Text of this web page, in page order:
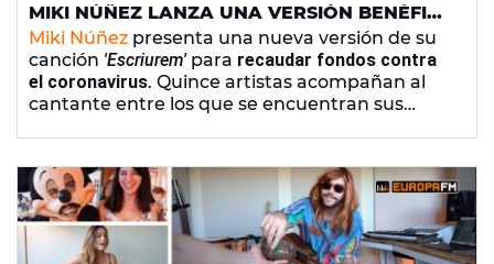
MIKI NÚÑEZ LANZA UNA VERSIÓN BENÉFICA
DE 'ESCRIUREM' CON BELY BASARTE,
NATALIA LACUNZA, ALBA RECHE, ADRIÀ
SALAS Y MUCHOS MÁS
Miki Núñez presenta una nueva versión de su
canción 'Escriurem' para recaudar fondos contra
el coronavirus. Quince artistas acompañan al
cantante entre los que se encuentran sus
Basarte,Els Amics de les Arts,Judit Neddermann,
y muchos más.